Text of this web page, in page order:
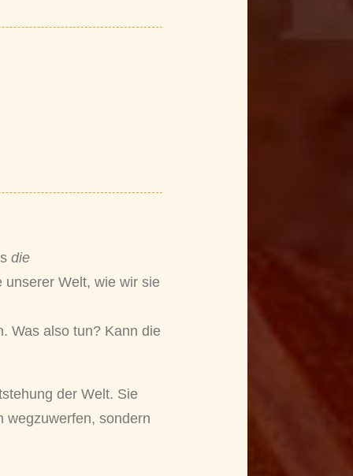
die
unserer Welt, wie wir sie
Was also tun? Kann die
der Welt. Sie
wegzuwerfen, sondern